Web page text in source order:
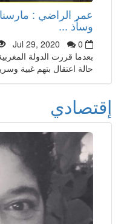
عمر الراضي :
وسأذ ...
Jul 29, 2020
0
بعدما قررت الدولة
حالة اعتقال بتهم غبية
إقتصادي